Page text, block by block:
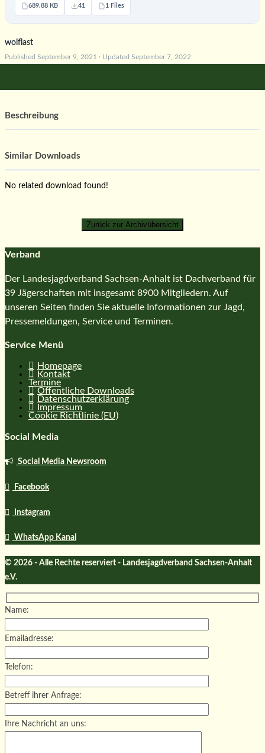
689.88 KB 41 1 Files
wolflast
Published September 9, 2021 · Updated September 7, 2022
Beschreibung
Similar Downloads
No related download found!
Verband
Der Landesjagdverband Sachsen-Anhalt ist Dachverband für
39 Jägerschaften mit insgesamt 8900 Mitgliedern. Auf
unseren Seiten finden Sie aktuelle Informationen zur Jagd,
Pressemeldungen, Service und Terminen.
Service Menü
Homepage
Kontakt
Termine
Öffentliche Downloads
Datenschutzerklärung
Impressum
Cookie Richtlinie (EU)
Social Media
Social Media Newsroom
Facebook
Instagram
WhatsApp Kanal
© 2026 - Alle Rechte reserviert - Landesjagdverband Sachsen-Anhalt
e.V.
Name:
Emailadresse:
Telefon:
Betreff ihrer Anfrage:
Ihre Nachricht an uns: